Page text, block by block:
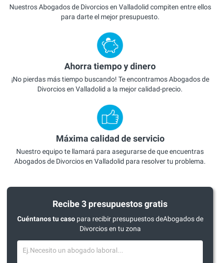
Nuestros Abogados de Divorcios en Valladolid compiten entre ellos
para darte el mejor presupuesto.
Ahorra tiempo y dinero
¡No pierdas más tiempo buscando! Te encontramos Abogados de
Divorcios en Valladolid a la mejor calidad-precio.
Máxima calidad de servicio
Nuestro equipo te llamará para asegurarse de que encuentras
Abogados de Divorcios en Valladolid para resolver tu problema.
Recibe 3 presupuestos gratis
Cuéntanos tu casopara recibir presupuestos deAbogados de
Divorcios en tu zona